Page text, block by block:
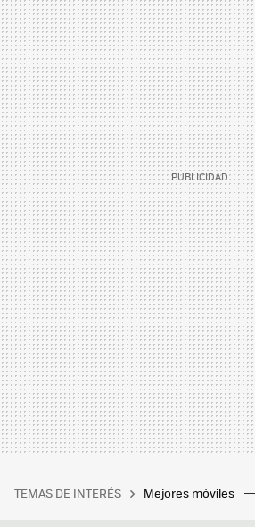
TEMAS DE INTERÉS Mejores móviles